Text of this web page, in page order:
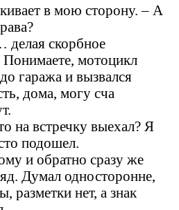
в мою сторону. – А
скорбное
мотоцикл
гаража и вызвался
дома, могу сча
на встречку выехал? Я
подошел.
и обратно сразу же
Думал односторонне,
разметки нет, а знак